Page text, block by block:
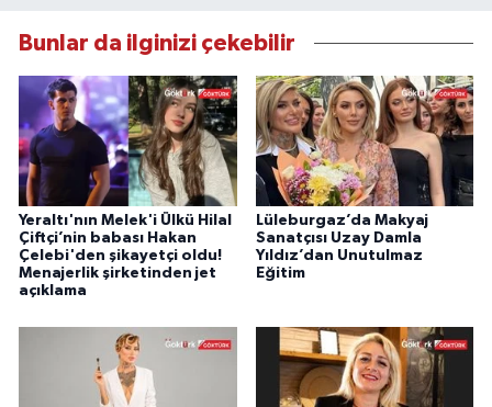
Bunlar da ilginizi çekebilir
Yeraltı'nın Melek'i Ülkü Hilal
Çiftçi’nin babası Hakan
Çelebi'den şikayetçi oldu!
Menajerlik şirketinden jet
açıklama
Lüleburgaz’da Makyaj
Sanatçısı Uzay Damla
Yıldız’dan Unutulmaz
Eğitim